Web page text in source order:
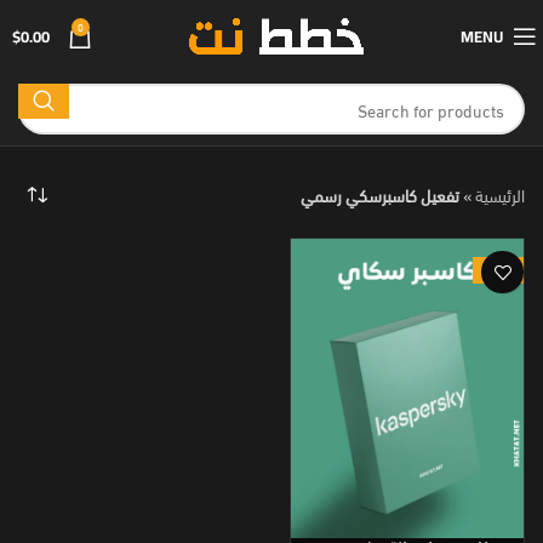
MENU
0
$0.00
الرئيسية»تفعيل كاسبرسكي رسمي
-78%